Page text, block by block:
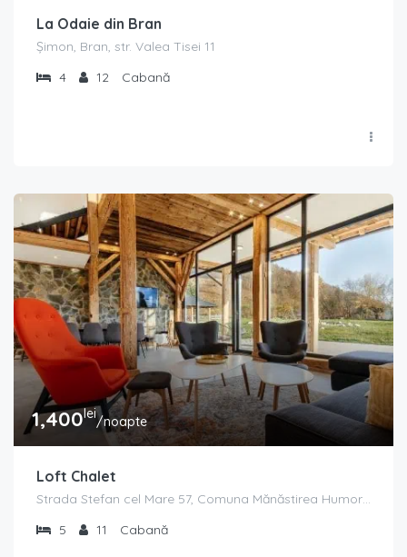
La Odaie din Bran
Șimon, Bran, str. Valea Tisei 11
4
12 Cabană
1,400lei/noapte
Loft Chalet
Strada Stefan cel Mare 57, Comuna Mănăstirea Humorului 727355, Romania
5
11 Cabană